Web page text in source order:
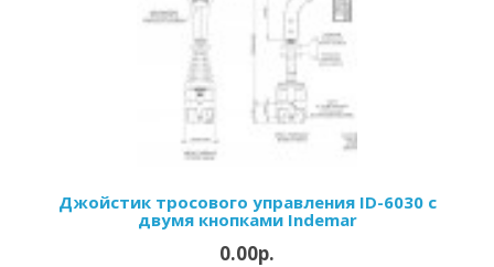
Джойстик тросового управления ID-6030 с
двумя кнопками Indemar
0.00р.